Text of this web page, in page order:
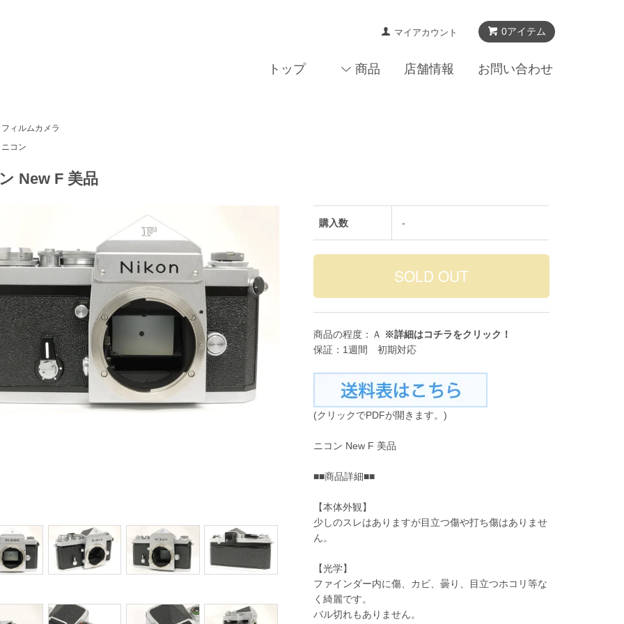
0アイテム
マイアカウント
トップ 商品 店舗情報 お問い合わせ
フィルムカメラ
ニコン
New F 美品
購入数 -
商品の程度：Ａ ※詳細はコチラをクリック！
保証：1週間 初期対応
(クリックでPDFが開きます。)
ニコン New F 美品
■■商品詳細■■
【本体外観】
少しのスレはありますが目立つ傷や打ち傷はありませ
ん。
【光学】
ファインダー内に傷、カビ、曇り、目立つホコリ等な
く綺麗です。
バル切れもありません。